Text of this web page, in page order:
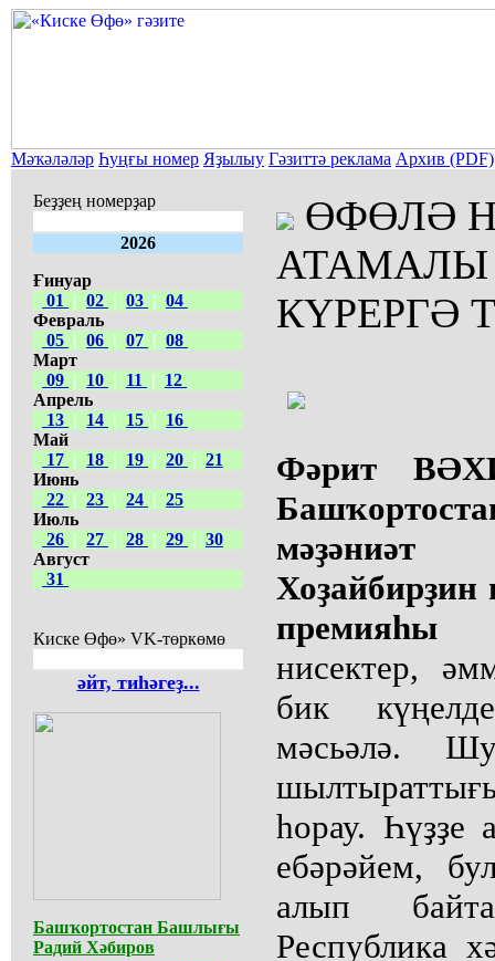
Мәҡәләләр Һуңғы номер Яҙылыу Гәзиттә реклама Архив (PDF)
Беҙҙең номерҙар
2026
Ғинуар
01
| 02 | 03 | 04
Февраль
05 | 06 | 07 | 08
Март
09 | 10 | 11 |
12
Апрель
13 | 14 | 15 |
16
Май
17 | 18 | 19 | 20 | 21
Июнь
22 | 23 | 24 | 25
Июль
26 | 27 | 28 | 29 | 30
Август
31
Киске Өфө» VK-төркөмө
әйт, тиһәгеҙ...
Башҡортостан Башлығы
Радий Хәбиров
ӨФӨЛӘ
АТАМАЛЫ
КҮРЕРГӘ
Фәрит
мәҙәниәт
Хоҙайбирҙин
премияһы
нисектер,
бик
мәсьәлә.
һорау. Һүҙҙе
ебәрәйем,
алып
Республика